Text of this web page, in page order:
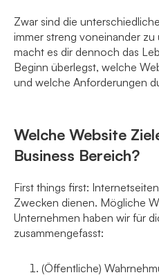
Zwar sind die
immer streng voneinander
macht es dir dennoch das
Beginn überlegst, welche
und welche Anforderungen
Welche Website
Business Bereich?
First things first:
Zwecken dienen. Mögliche
Unternehmen haben wir für
zusammengefasst:
(Öffentliche)